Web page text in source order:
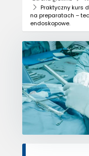
Kursy medyczne
Innowacje
Kontakt
Praktyczny kurs
na preparatach –
endoskopowe.